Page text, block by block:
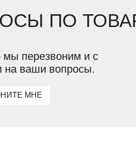
ПО
перезвоним и с
на ваши вопросы.
МНЕ